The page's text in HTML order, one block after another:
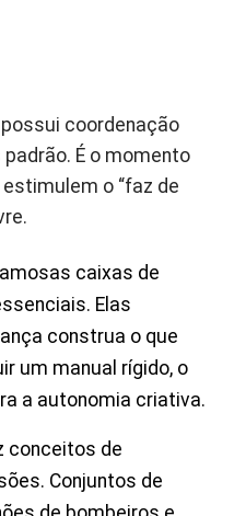
coordenação
É o momento
o “faz de
caixas de
Elas
construa o que
um manual rígido, o
a autonomia criativa.
conceitos de
Conjuntos de